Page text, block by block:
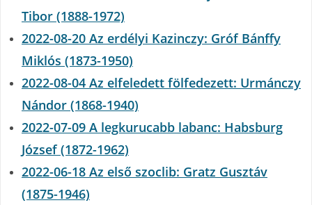
Tibor (1888-1972)
2022-08-20 Az erdélyi Kazinczy: Gróf Bánffy
Miklós (1873-1950)
2022-08-04 Az elfeledett fölfedezett: Urmánczy
Nándor (1868-1940)
2022-07-09 A legkurucabb labanc: Habsburg
József (1872-1962)
2022-06-18 Az első szoclib: Gratz Gusztáv
(1875-1946)